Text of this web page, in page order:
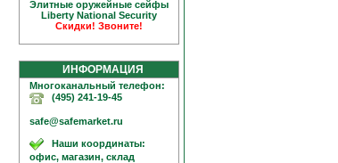
Элитные оружейные сейфы
Liberty National Security
Скидки! Звоните!
ИНФОРМАЦИЯ
Многоканальный телефон:
(495) 241-19-45
safe@safemarket.ru
Наши координаты:
офис, магазин, склад